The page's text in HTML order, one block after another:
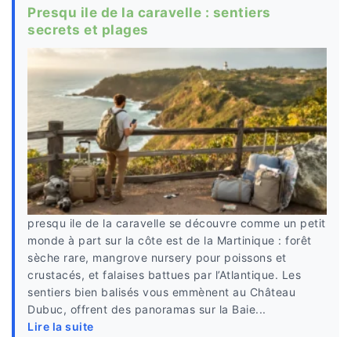
Presqu ile de la caravelle : sentiers
secrets et plages
presqu ile de la caravelle se découvre comme un petit
monde à part sur la côte est de la Martinique : forêt
sèche rare, mangrove nursery pour poissons et
crustacés, et falaises battues par l’Atlantique. Les
sentiers bien balisés vous emmènent au Château
Dubuc, offrent des panoramas sur la Baie...
Lire la suite